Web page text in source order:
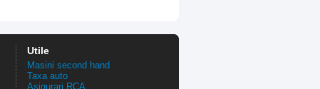
Utile
Masini second hand
Taxa auto
Asigurari RCA